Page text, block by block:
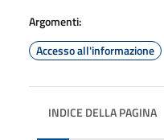
Argomenti:
Accesso all'informazione
INDICE DELLA PAGINA